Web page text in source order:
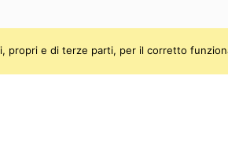
propri e di terze parti, per il corretto